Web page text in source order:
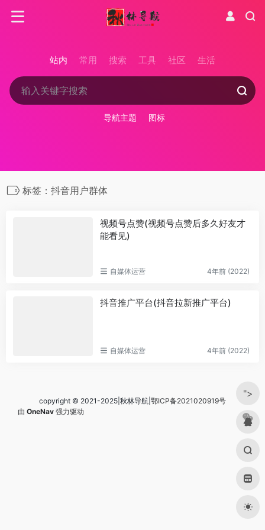
站内 常用 搜索 工具 社区 生活
导航主题 图标
标签：抖音用户群体
视频号点赞(视频号点赞后多久好友才
能看见)
自媒体运营 4年前 (2022)
抖音推广平台(抖音拉新推广平台)
自媒体运营 4年前 (2022)
copyright © 2021-2025|秋林导航| 鄂ICP备2021020919号
由 OneNav 强力驱动
">